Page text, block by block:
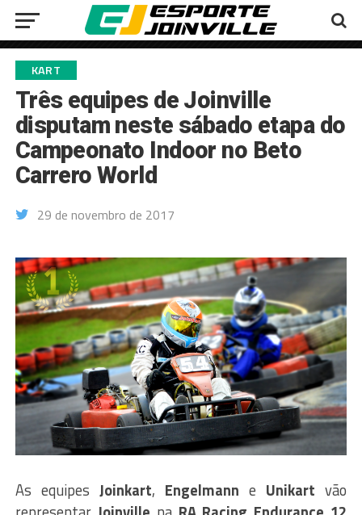
KART
Três equipes de Joinville
disputam neste sábado etapa do
Campeonato Indoor no Beto
Carrero World
29 de novembro de 2017
As equipes Joinkart, Engelmann e Unikart vão